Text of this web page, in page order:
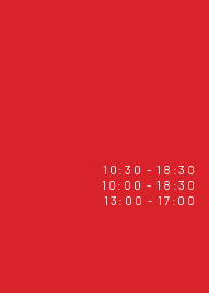
10:30 - 18:30
10:00 - 18:30
13:00 - 17:00